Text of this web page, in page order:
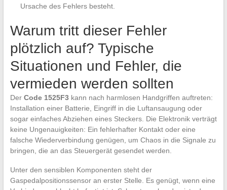
Ursache des Fehlers besteht.
Warum tritt dieser Fehler
plötzlich auf? Typische
Situationen und Fehler, die
vermieden werden sollten
Der Code 1525F3kann nach harmlosen Handgriffen auftreten:
Installation einer Batterie, Eingriff in die Luftansaugung oder
sogar einfaches Abziehen eines Steckers. Die Elektronik verträgt
keine Ungenauigkeiten: Ein fehlerhafter Kontakt oder eine
falsche Wiederverbindung genügen, um Chaos in die Signale zu
bringen, die an das Steuergerät gesendet werden.
Unter den sensiblen Komponenten steht der
Gaspedalpositionssensor an erster Stelle. Es genügt, wenn eine